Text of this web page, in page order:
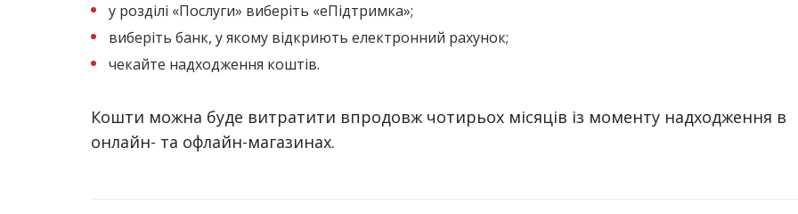
у розділі «Послуги» виберіть «еПідтримка»;
виберіть банк, у якому відкриють електронний рахунок;
чекайте надходження коштів.
Кошти можна буде витратити впродовж чотирьох місяців із моменту надходження в
онлайн- та офлайн-магазинах.